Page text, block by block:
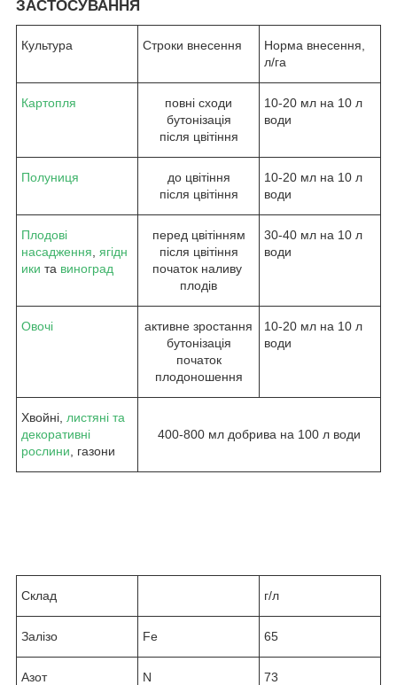
ЗАСТОСУВАННЯ
Культура Строки внесення
Норма внесення,
л/га
Картопля
повні сходи
бутонізація
після цвітіння
10-20 мл на 10 л
води
Полуниця
до цвітіння
після цвітіння
10-20 мл на 10 л
води
Плодові
насадження ягідн
ики та виноград
перед цвітінням
після цвітіння
початок наливу
плодів
30-40 мл на 10 л
води
Овочі
активне зростання
бутонізація
початок
плодоношення
10-20 мл на 10 л
води
Хвойні, листяні та
декоративні
рослини , газони
400-800 мл добрива на 100 л води
Склад г/л
Залізо Fe 65
Азот N 73